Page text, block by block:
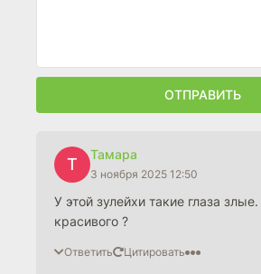
ОТПРАВИТЬ
Т
Тамара
3 ноября 2025 12:50
У этой зулейхи такие глаза
красивого ?
Ответить Цитировать